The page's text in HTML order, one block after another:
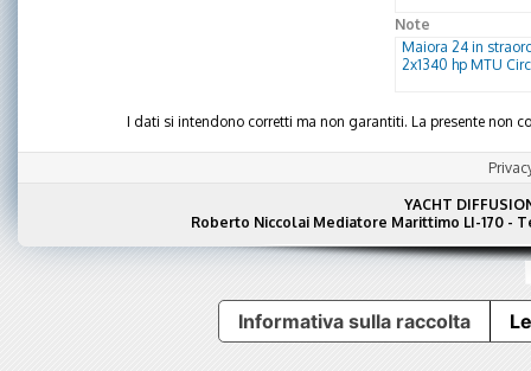
Note
Maiora 24 in
2x1340 hp MTU
I dati si intendono corretti ma non garantiti. La presente non
YACHT
Roberto Niccolai Mediatore Marittimo LI-170 - Tel
Informativa sulla raccolta